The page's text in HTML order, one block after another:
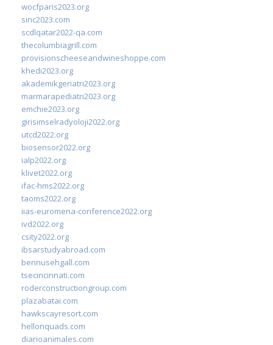
wocfparis2023.org
sinc2023.com
scdlqatar2022-qa.com
thecolumbiagrill.com
provisionscheeseandwineshoppe.com
khedi2023.org
akademikgeriatri2023.org
marmarapediatri2023.org
emchie2023.org
girisimselradyoloji2022.org
utcd2022.org
biosensor2022.org
ialp2022.org
klivet2022.org
ifac-hms2022.org
taoms2022.org
iias-euromena-conference2022.org
ivd2022.org
csity2022.org
ibsarstudyabroad.com
bennusehgall.com
tsecincinnati.com
roderconstructiongroup.com
plazabatai.com
hawkscayresort.com
hellonquads.com
diarioanimales.com